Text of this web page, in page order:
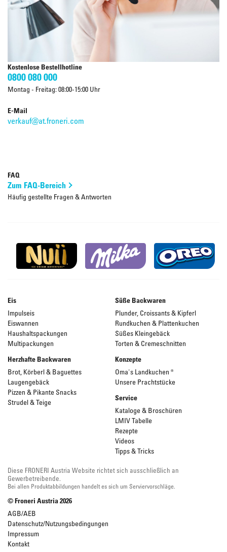
Kostenlose Bestellhotline
0800 080 000
Montag - Freitag: 08:00-15:00 Uhr
E-Mail
verkauf@at.froneri.com
FAQ
Zum FAQ-Bereich
Häufig gestellte Fragen & Antworten
Eis
Impulseis
Eiswannen
Haushaltspackungen
Multipackungen
Süße Backwaren
Plunder, Croissants & Kipferl
Rundkuchen & Plattenkuchen
Süßes Kleingebäck
Torten & Cremeschnitten
Herzhafte Backwaren
Brot, Körberl & Baguettes
Laugengebäck
Pizzen & Pikante Snacks
Strudel & Teige
Konzepte
Oma's Landkuchen ®
Unsere Prachtstücke
Service
Kataloge & Broschüren
LMIV Tabelle
Rezepte
Videos
Tipps & Tricks
Diese FRONERI Austria Website richtet sich ausschließlich an
Gewerbetreibende.
Bei allen Produktabbildungen handelt es sich um Serviervorschläge.
© Froneri Austria2026
AGB/AEB
Datenschutz/Nutzungsbedingungen
Impressum
Kontakt